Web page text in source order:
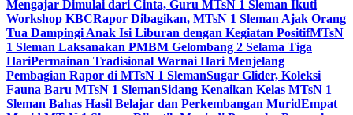
Mengajar Dimulai dari Cinta, Guru MTsN 1 Sleman Ikuti
Workshop KBCRapor Dibagikan, MTsN 1 Sleman Ajak Orang
Tua Dampingi Anak Isi Liburan dengan Kegiatan PositifMTsN
1 Sleman Laksanakan PMBM Gelombang 2 Selama Tiga
HariPermainan Tradisional Warnai Hari Menjelang
Pembagian Rapor di MTsN 1 SlemanSugar Glider, Koleksi
Fauna Baru MTsN 1 SlemanSidang Kenaikan Kelas MTsN 1
Sleman Bahas Hasil Belajar dan Perkembangan MuridEmpat